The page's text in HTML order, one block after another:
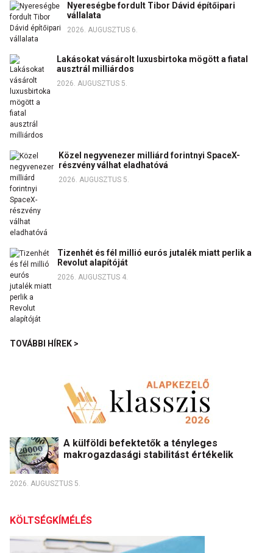
Nyereségbe fordult Tibor Dávid építőipari
vállalata
2026. AUGUSZTUS 6.
Lakásokat vásárolt luxusbirtoka mögött a fiatal
ausztrál milliárdos
2026. AUGUSZTUS 5.
Közel negyvenezer milliárd forintnyi SpaceX-
részvény válhat eladhatóvá
2026. AUGUSZTUS 5.
Tizenhét és fél millió eurós jutalék miatt perlik a
Revolut alapítóját
2026. AUGUSZTUS 4.
TOVÁBBI HÍREK >
A külföldi befektetők a tényleges
makrogazdasági stabilitást értékelik
2026. AUGUSZTUS 5.
KÖLTSÉGKÍMÉLÉS